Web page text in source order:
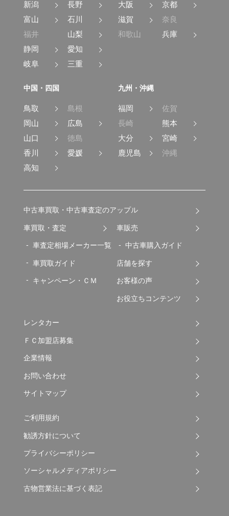
新潟
長野
富山
石川
福井
山梨
静岡
愛知
岐阜
三重
大阪
京都
滋賀
奈良
和歌山
兵庫
中国・四国
鳥取
島根
岡山
広島
山口
徳島
香川
愛媛
高知
九州・沖縄
福岡
佐賀
長崎
熊本
大分
宮崎
鹿児島
沖縄
中古車買取・中古車査定のアップル
車買取・査定
車査定相場メーカー一覧
車買取ガイド
キャンペーン・ＣＭ
車販売
中古車購入ガイド
店舗を探す
お客様の声
お役立ちコンテンツ
レンタカー
ＦＣ加盟店募集
企業情報
お問い合わせ
サイトマップ
ご利用規約
勧誘方針について
プライバシーポリシー
ソーシャルメディアポリシー
古物営業法に基づく表記